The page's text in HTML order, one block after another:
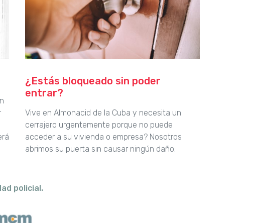
¿Estás bloqueado sin poder
entrar?
Vive en Almonacid de la Cuba y necesita un
cerrajero urgentemente porque no puede
acceder a su vivienda o empresa? Nosotros
abrimos su puerta sin causar ningún daño.
policial.